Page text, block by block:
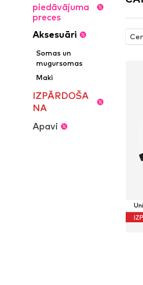
piedāvājuma
preces
Aksesuāri
Somas un
mugursomas
Maki
IZPĀRDOŠA
NA
Apavi